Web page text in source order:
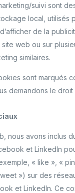
suivi sont
local, utilisés
de la
site web ou sur
similaires.
sont marqués
demandons le droit
nous avons inclus
et LinkedIn
« like », «
») sur des
et LinkedIn. Ce